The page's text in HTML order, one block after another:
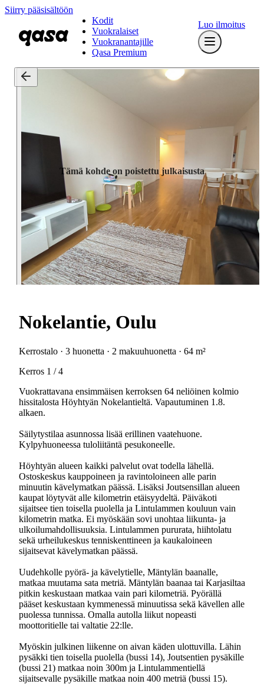
Siirry pääsisältöön
Kodit
Vuokralaiset
Vuokranantajille
Qasa Premium
Luo ilmoitus
Tämä kohde on poistettu julkaisusta
Nokelantie, Oulu
Kerrostalo · 3 huonetta · 2 makuuhuonetta · 64 m²
Kerros 1 / 4
Vuokrattavana ensimmäisen kerroksen 64 neliöinen kolmio
hissitalosta Höyhtyän Nokelantieltä. Vapautuminen 1.8.
alkaen.
Säilytystilaa asunnossa lisää erillinen vaatehuone.
Kylpyhuoneessa tuloliitäntä pesukoneelle.
Höyhtyän alueen kaikki palvelut ovat todella lähellä.
Ostoskeskus kauppoineen ja ravintoloineen alle parin
minuutin kävelymatkan päässä. Lisäksi Joutsensillan alueen
kaupat löytyvät alle kilometrin etäisyydeltä. Päiväkoti
sijaitsee tien toisella puolella ja Lintulammen kouluun vain
kilometrin matka. Ei myöskään sovi unohtaa liikunta- ja
ulkoilumahdollisuuksia. Lintulammen pururata, hiihtolatu
sekä urheilukeskus tenniskenttineen ja kaukaloineen
sijaitsevat kävelymatkan päässä.
Uudehkolle pyörä- ja kävelytielle, Mäntylän baanalle,
matkaa muutama sata metriä. Mäntylän baanaa tai Karjasiltaa
pitkin keskustaan matkaa vain pari kilometriä. Pyörällä
pääset keskustaan kymmenessä minuutissa sekä kävellen alle
puolessa tunnissa. Omalla autolla liikut nopeasti
moottoritielle tai valtatie 22:lle.
Myöskin julkinen liikenne on aivan käden ulottuvilla. Lähin
pysäkki tien toisella puolella (bussi 14), Joutsentien pysäkille
(bussi 21) matkaa noin 300m ja Lintulammentiellä
sijaitsevalle pysäkille matkaa noin 400 metriä (bussi 15).